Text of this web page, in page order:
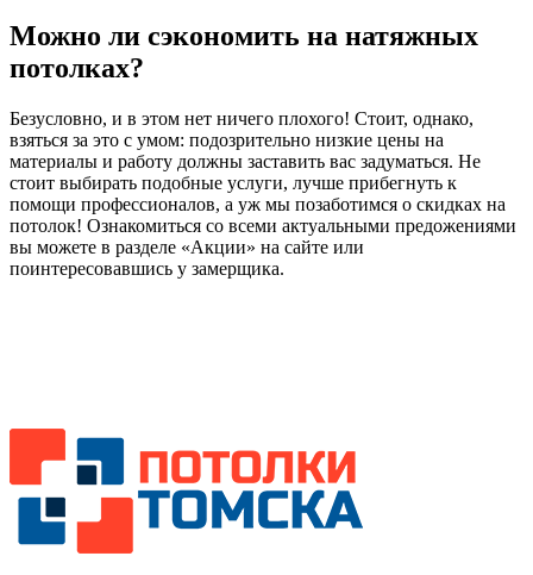
Можно ли сэкономить на натяжных
потолках?
Безусловно, и в этом нет ничего плохого! Стоит, однако,
взяться за это с умом: подозрительно низкие цены на
материалы и работу должны заставить вас задуматься. Не
стоит выбирать подобные услуги, лучше прибегнуть к
помощи профессионалов, а уж мы позаботимся о скидках на
потолок! Ознакомиться со всеми актуальными предожениями
вы можете в разделе «Акции» на сайте или
поинтересовавшись у замерщика.